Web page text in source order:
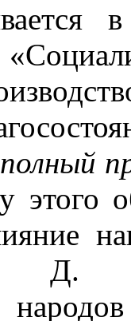
в
полный
Д.